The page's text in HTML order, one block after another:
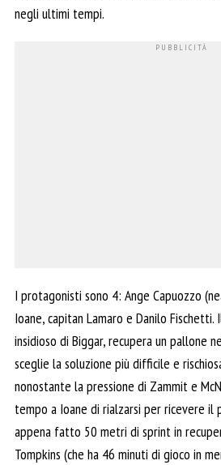
negli ultimi tempi.
I protagonisti sono 4: Ange Capuozzo
Ioane, capitan Lamaro e Danilo Fischetti.
insidioso di Biggar, recupera un pallone
sceglie la soluzione più difficile e
nonostante la pressione di Zammit e
tempo a Ioane di rialzarsi per ricevere il
appena fatto 50 metri di sprint in
Tompkins (che ha 46 minuti di gioco in